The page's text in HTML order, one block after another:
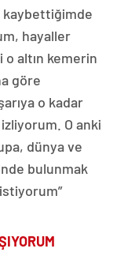
kaybettiğimde
hayaller
altın kemerin
göre
o kadar
izliyorum. O anki
dünya ve
bulunmak